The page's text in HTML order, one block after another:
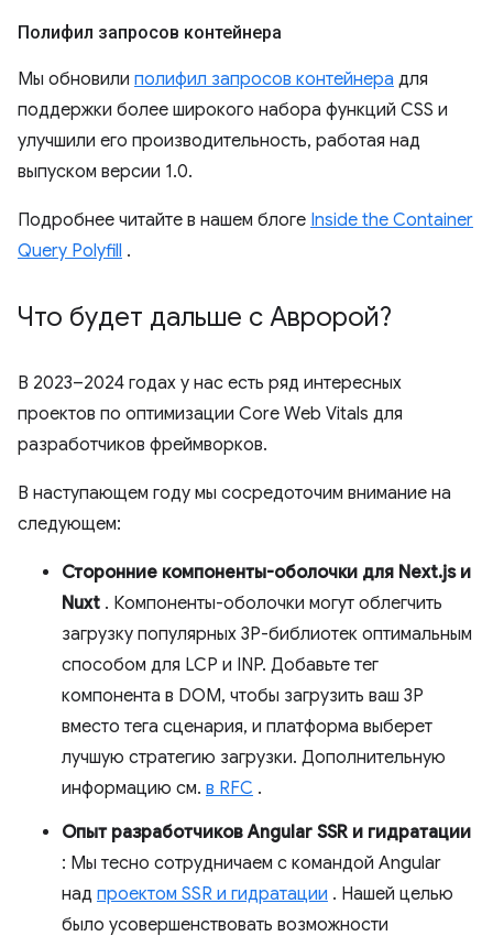
Полифил запросов контейнера
Мы обновили полифил запросов контейнера для
поддержки более широкого набора функций CSS и
улучшили его производительность, работая над
выпуском версии 1.0.
Подробнее читайте в нашем блоге Inside the Container
Query Polyfill .
Что будет дальше с Авророй?
В 2023–2024 годах у нас есть ряд интересных
проектов по оптимизации Core Web Vitals для
разработчиков фреймворков.
В наступающем году мы сосредоточим внимание на
следующем:
Сторонние компоненты-оболочки для Next.js и
Nuxt . Компоненты-оболочки могут облегчить
загрузку популярных 3P-библиотек оптимальным
способом для LCP и INP. Добавьте тег
компонента в DOM, чтобы загрузить ваш 3P
вместо тега сценария, и платформа выберет
лучшую стратегию загрузки. Дополнительную
информацию см. в RFC .
Опыт разработчиков Angular SSR и гидратации
: Мы тесно сотрудничаем с командой Angular
над проектом SSR и гидратации . Нашей целью
было усовершенствовать возможности